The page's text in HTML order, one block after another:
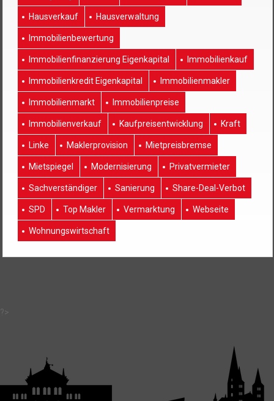
Hausverkauf Hausverwaltung
Immobilienbewertung
Immobilienfinanzierung Eigenkapital Immobilienkauf
Immobilienkredit Eigenkapital Immobilienmakler
Immobilienmarkt Immobilienpreise
Immobilienverkauf Kaufpreisentwicklung Kraft
Linke Maklerprovision Mietpreisbremse
Mietspiegel Modernisierung Privatvermieter
Sachverständiger Sanierung Share-Deal-Verbot
SPD Top Makler Vermarktung Webseite
Wohnungswirtschaft
?>